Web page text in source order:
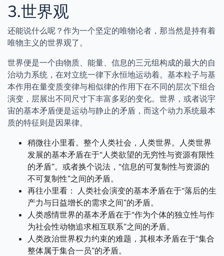
3.世界观
还能说什么呢？作为一个坚定的唯物论者，那当然是持有着
唯物主义的世界观了。
世界便是一个由物质、能量、信息的三元组构成的最大的自
治动力系统，在对立统一律下永恒地运动着。基本粒子与基
本作用在量变质变律与相似律的作用下在不同的层次下组合
演变，层展出不同尺寸下丰富多彩的变化。世界，或者说宇
宙的基本矛盾便是运动与静止的矛盾，而这个动力系统最本
质的特征则是因果律。
稍微往小里看。整个人类社会，人类世界。人类世界
发展的基本矛盾在于“人类欲望的无穷性与资源有限性
的矛盾”。或者换个说法，“信息的可复制性与资源的
不可复制性”之间的矛盾。
再往小里看： 人类社会演变的基本矛盾在于“落后的生
产力与日益增长的需求之间”的矛盾。
人类感情世界的基本矛盾在于“作为个体的独立性与作
为社会性动物追求相互联系”之间的矛盾。
人类政治世界权力约束的难题，其根本矛盾在于“集合
整体属于集合一员”的矛盾。